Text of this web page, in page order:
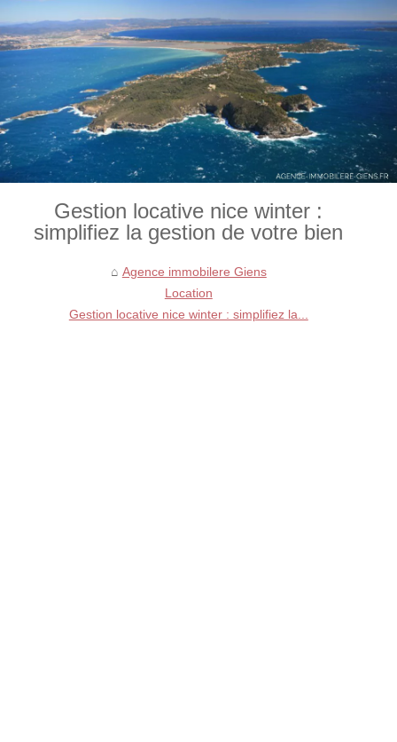
Gestion locative nice winter :
simplifiez la gestion de votre bien
Agence immobilere Giens
Location
Gestion locative nice winter : simplifiez la...